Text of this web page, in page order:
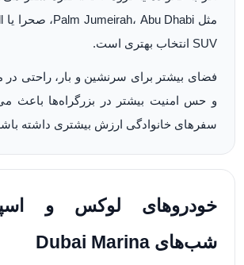
SUV انتخاب بهتری است.
فضای بیشتر برای سرنشین و بار، راحتی
سفرهای خانوادگی ارزش بیشتری داشته
خودروهای لوکس و
شب‌های Dubai Marina